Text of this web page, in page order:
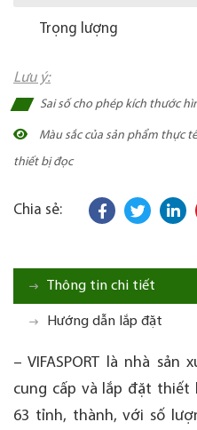
Trọng lượng
Lưu ý:
Sai số cho phép kích thước
Màu sắc của sản phẩm thực
thiết bị đọc
Chia sẻ:
Thông tin chi tiết
Hướng dẫn lắp đặt
– VIFASPORT là nhà
cung cấp và lắp đặt
63 tỉnh, thành, với số